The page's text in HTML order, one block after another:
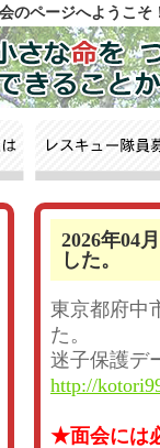
のページへようこそ
2026年04
した。
東京都府中
た。
迷子保護デ
http://
★面会には